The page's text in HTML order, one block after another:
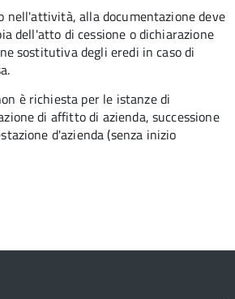
nell'attività, alla documentazione deve
dell'atto di cessione o dichiarazione
sostitutiva degli eredi in caso di
è richiesta per le istanze di
di affitto di azienda, successione
d'azienda (senza inizio